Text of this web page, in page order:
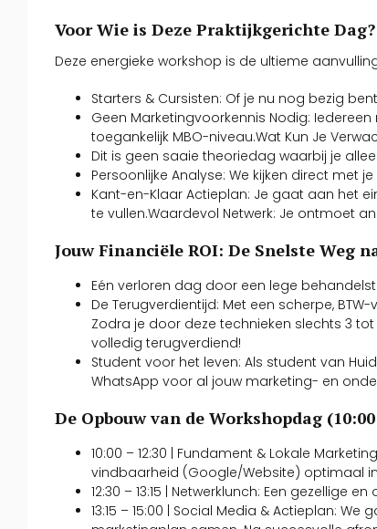
Voor Wie is Deze Praktijkgerichte Dag?
Deze energieke workshop is de ultieme
Starters & Cursisten: Of je nu nog bezig
Geen Marketingvoorkennis Nodig:
toegankelijk MBO-niveau.Wat Kun Je
Dit is geen saaie theoriedag waarbij je
Persoonlijke Analyse: We kijken direct met
Kant-en-Klaar Actieplan: Je gaat aan het
te vullen.Waardevol Netwerk: Je ontmoet
Jouw Financiële ROI: De Snelste Weg
Eén verloren dag door een lege
De Terugverdientijd: Met een scherpe,
Zodra je door deze technieken slechts 3
volledig terugverdiend!
Student voor het leven: Als student van
WhatsApp voor al jouw marketing- en
De Opbouw van de Workshopdag
10:00 – 12:30 | Fundament & Lokale
vindbaarheid (Google/Website) optimaal
12:30 – 13:15 | Netwerklunch: Een
13:15 – 15:00 | Social Media & Actieplan: